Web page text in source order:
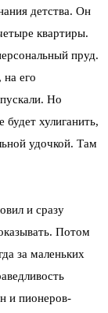
детства. Он
квартиры.
пруд.
его
Но
хулиганить,
удочкой. Там
и сразу
Потом
за маленьких
и пионеров-